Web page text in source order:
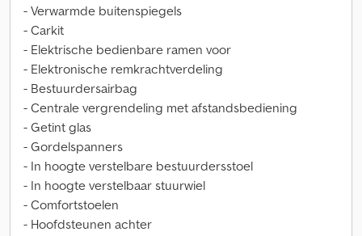
- Verwarmde buitenspiegels
- Carkit
- Elektrische bedienbare ramen voor
- Elektronische remkrachtverdeling
- Bestuurdersairbag
- Centrale vergrendeling met afstandsbediening
- Getint glas
- Gordelspanners
- In hoogte verstelbare bestuurdersstoel
- In hoogte verstelbaar stuurwiel
- Comfortstoelen
- Hoofdsteunen achter